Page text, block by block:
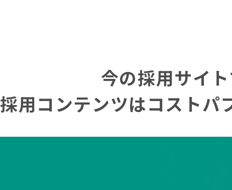
今の採用サイ
採用コンテンツはコストパ